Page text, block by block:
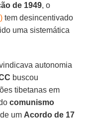
de 1949, o
tem desincentivado
uma sistemática
autonomia
buscou
tibetanas em
comunismo
um Acordo de 17